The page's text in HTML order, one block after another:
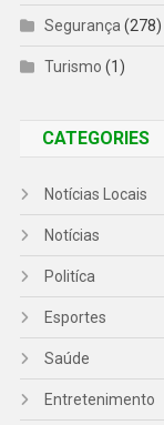
Segurança(278)
Turismo (1)
CATEGORIES
Notícias Locais
Notícias
Politíca
Esportes
Saúde
Entretenimento